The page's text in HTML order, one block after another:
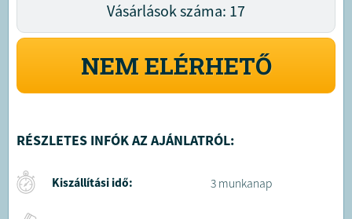
Vásárlások száma: 17
NEM ELÉRHETŐ
RÉSZLETES INFÓK AZ AJÁNLATRÓL:
Kiszállítási idő: 3 munkanap